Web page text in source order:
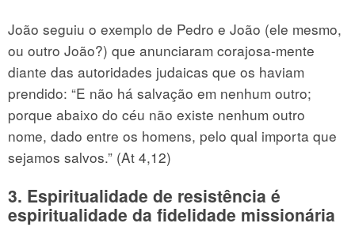
João seguiu o exemplo de Pedro e João (ele mesmo,
ou outro João?) que anunciaram corajosa-mente
diante das autoridades judaicas que os haviam
prendido: “E não há salvação em nenhum outro;
porque abaixo do céu não existe nenhum outro
nome, dado entre os homens, pelo qual importa que
sejamos salvos.” (At 4,12)
3. Espiritualidade de resistência é
espiritualidade da fidelidade missionária